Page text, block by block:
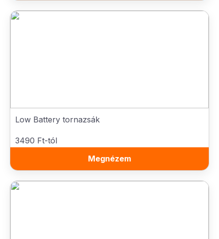
Low Battery tornazsák
3490 Ft-tól
Megnézem